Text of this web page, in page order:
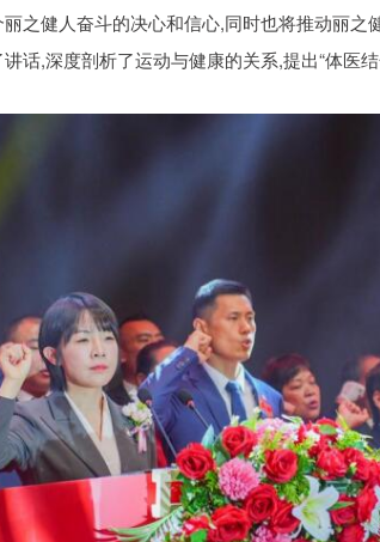
之健人奋斗的决心和信心,同时也将推动丽之
话,深度剖析了运动与健康的关系,提出“体医结